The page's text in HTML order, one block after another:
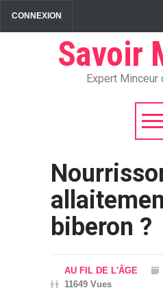
CONNEXION
Savoir
Expert Minceur
biberon ?
AU FIL DE L'ÂGE
11649 Vues